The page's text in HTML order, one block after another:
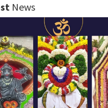
News